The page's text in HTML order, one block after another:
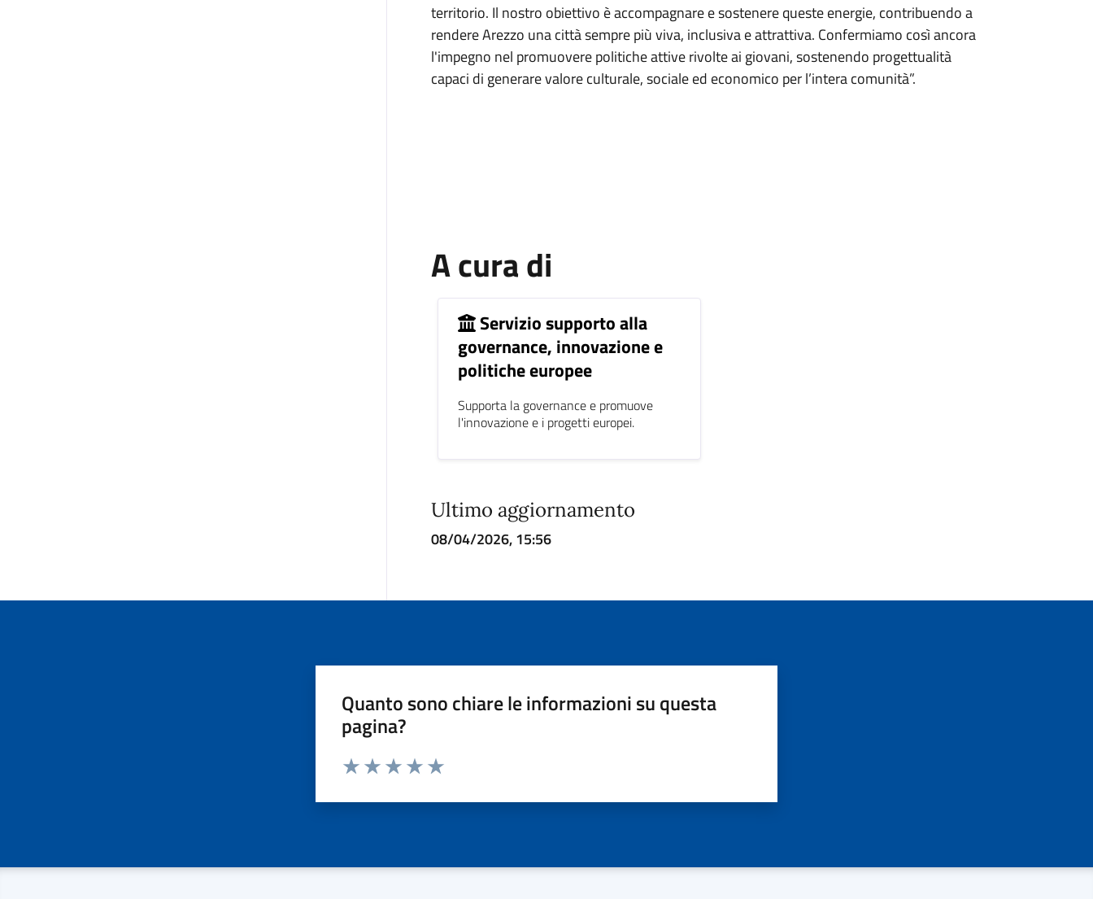
territorio. Il nostro obiettivo è accompagnare e sostenere queste energie, contribuendo a
rendere Arezzo una città sempre più viva, inclusiva e attrattiva. Confermiamo così ancora
l'impegno nel promuovere politiche attive rivolte ai giovani, sostenendo progettualità
capaci di generare valore culturale, sociale ed economico per l’intera comunità”.
A cura di
Servizio supporto alla
governance, innovazione e
politiche europee
Supporta la governance e promuove
l'innovazione e i progetti europei.
Ultimo aggiornamento
08/04/2026, 15:56
Quanto sono chiare le informazioni su questa
pagina?
Valuta da 1 a 5 stelle la pagina